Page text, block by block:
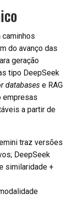
do avanço das
geração
tipo DeepSeek
databases e RAG
empresas
a partir de
traz versões
DeepSeek
similaridade +